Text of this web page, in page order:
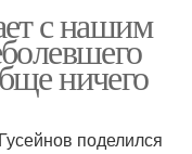
с нашим
ничего
поделился